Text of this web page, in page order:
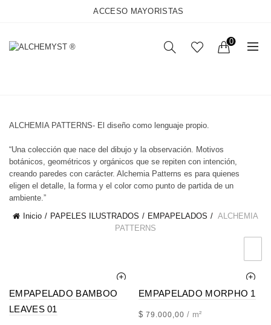
ACCESO MAYORISTAS
0
ALCHEMIA PATTERNS- El diseño como lenguaje propio.
“Una colección que nace del dibujo y la observación. Motivos
botánicos, geométricos y orgánicos que se repiten con intención,
creando paredes con carácter. Alchemia Patterns es para quienes
eligen el detalle, la forma y el color como punto de partida de un
ambiente.”
Inicio
PAPELES ILUSTRADOS EMPAPELADOS
ALCHEMIA
PATTERNS
EMPAPELADO BAMBOO
LEAVES 01
EMPAPELADO MORPHO 1
$ 79.000,00 / m²